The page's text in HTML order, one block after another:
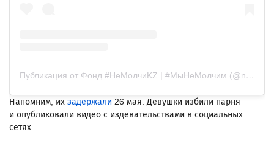
Публикация от Фонд #НеМолчиKZ | #МыНеМолчим (@nemolchikz_official)
Напомним, их задержали 26 мая. Девушки избили парня
и опубликовали видео с издевательствами в социальных
сетях.